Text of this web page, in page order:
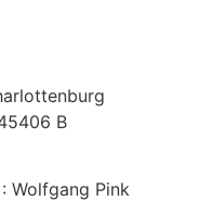
B
Wolfgang Pink